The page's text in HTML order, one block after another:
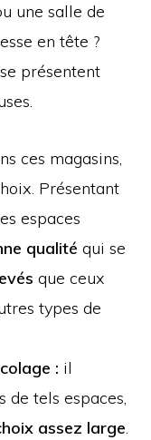
une salle de
en tête ?
présentent
ces magasins,
Présentant
espaces
qualitéqui se
que ceux
types de
: il
de tels espaces,
assez large.